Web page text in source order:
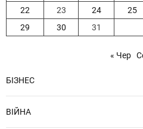
22
23 24 25
29
30 31
« Чер
БІЗНЕС
ВІЙНА